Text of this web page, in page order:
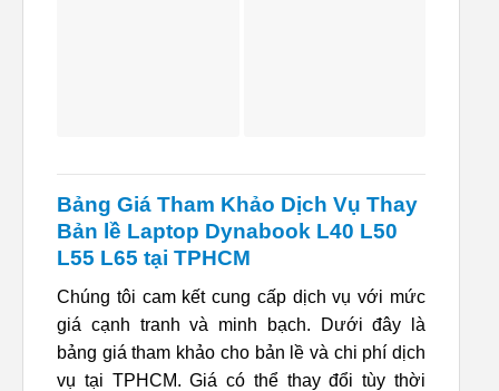
Bảng Giá Tham Khảo Dịch Vụ Thay
Bản lề Laptop Dynabook L40 L50
L55 L65 tại TPHCM
Chúng tôi cam kết cung cấp dịch vụ với mức
giá cạnh tranh và minh bạch. Dưới đây là
bảng giá tham khảo cho bản lề và chi phí dịch
vụ tại TPHCM. Giá có thể thay đổi tùy thời